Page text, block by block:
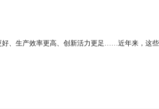
好、生产效率更高、创新活力更足……近年来，这